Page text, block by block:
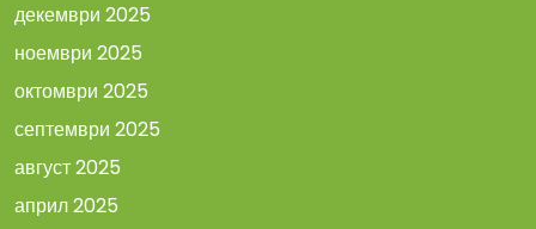
декември 2025
ноември 2025
октомври 2025
септември 2025
август 2025
април 2025